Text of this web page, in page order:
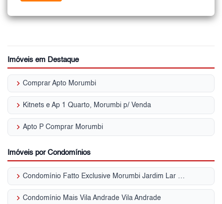
Imóveis em Destaque
keyboard_arrow_right Comprar Apto Morumbi
keyboard_arrow_right Kitnets e Ap 1 Quarto, Morumbi p/ Venda
keyboard_arrow_right Apto P Comprar Morumbi
Imóveis por Condomínios
keyboard_arrow_right Condomínio Fatto Exclusive Morumbi Jardim Lar São Paulo
keyboard_arrow_right Condomínio Mais Vila Andrade Vila Andrade